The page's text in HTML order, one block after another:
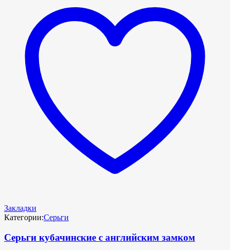
Закладки
Категории:Серьги
Серьги кубачинские с английским замком